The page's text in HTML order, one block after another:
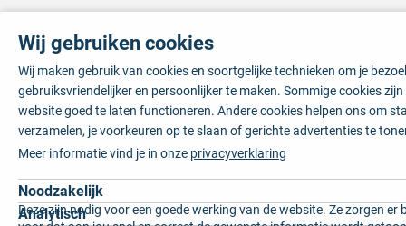
Wij gebruiken cookies
Wij maken gebruik van cookies en soortgelijke technieken om je
gebruiksvriendelijker en persoonlijker te maken. Sommige cookies
website goed te laten functioneren. Andere cookies helpen ons om
verzamelen, je voorkeuren op te slaan of gerichte advertenties te
Meer informatie vind je in onze privacyverklaring
Noodzakelijk
Deze zijn nodig voor een goede werking van de website. Ze zorgen er
Analytisch